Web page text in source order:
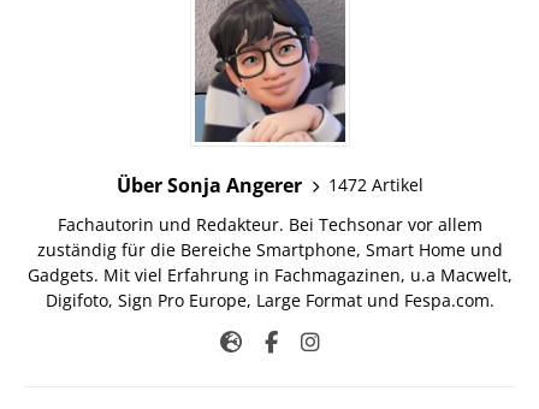
Über Sonja Angerer
1472 Artikel
Fachautorin und Redakteur. Bei Techsonar vor allem
zuständig für die Bereiche Smartphone, Smart Home und
Gadgets. Mit viel Erfahrung in Fachmagazinen, u.a Macwelt,
Digifoto, Sign Pro Europe, Large Format und Fespa.com.